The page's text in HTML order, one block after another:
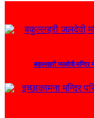
बकुल्लहरी जलदेवी मन्दिर